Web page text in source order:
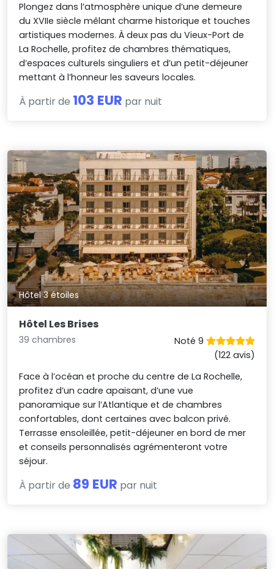
Plongez dans l’atmosphère unique d’une demeure
du XVIIe siècle mêlant charme historique et touches
artistiques modernes. À deux pas du Vieux-Port de
La Rochelle, profitez de chambres thématiques,
d’espaces culturels singuliers et d’un petit-déjeuner
mettant à l’honneur les saveurs locales.
À partir de 103 EUR par nuit
Hôtel 3 étoiles
Hôtel Les Brises
39 chambres
Noté 9
(122 avis)
Face à l’océan et proche du centre de La Rochelle,
profitez d’un cadre apaisant, d’une vue
panoramique sur l’Atlantique et de chambres
confortables, dont certaines avec balcon privé.
Terrasse ensoleillée, petit-déjeuner en bord de mer
et conseils personnalisés agrémenteront votre
séjour.
À partir de 89 EUR par nuit